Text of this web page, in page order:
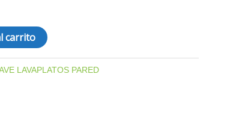
carrito
LAVAPLATOS PARED